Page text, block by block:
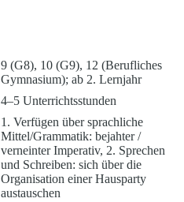
9 (G8), 10 (G9), 12 (Berufliches
Gymnasium); ab 2. Lernjahr
4–5 Unterrichtsstunden
1. Verfügen über sprachliche
Mittel/Grammatik: bejahter /
verneinter Imperativ, 2. Sprechen
und Schreiben: sich über die
Organisation einer Hausparty
austauschen